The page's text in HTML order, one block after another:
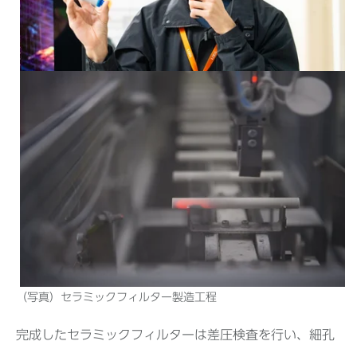
（写真）セラミックフィルター製造工程
完成したセラミックフィルターは差圧検査を行い、細孔